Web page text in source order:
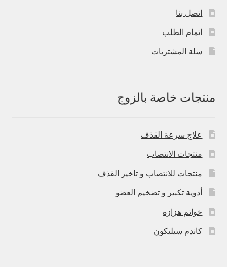
اتصل بنا
اتمام الطلب
سلة المشتريات
منتجات خاصة بالزوج
علاج سرعة القذف
منتجات الانتصاب
منتجات للانتصاب و تاخير القذف
أدوية تكبير و تضخيم العضو
خواتم هزازه
كاندم سيليكون